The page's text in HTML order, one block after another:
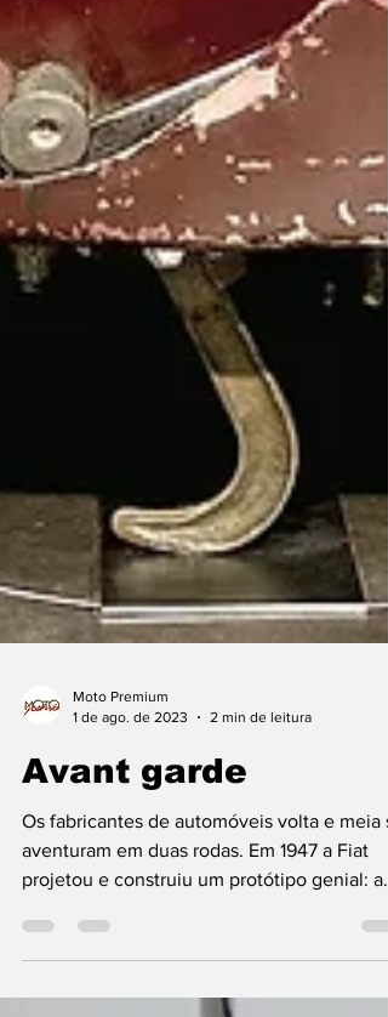
1 de ago. de 2023
2 min de leitura
Avant garde
Os fabricantes de automóveis volta e meia
aventuram em duas rodas. Em 1947 a Fiat
projetou e construiu um protótipo genial: a